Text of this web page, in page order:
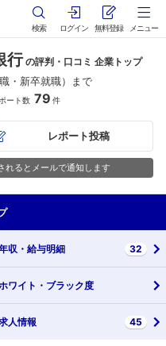
検索 ログイン 無料登録 メニュー
行 の評判・口コミ 企業トップ
・新卒就職）まで
ート数 79 件
レポート投稿
れるとメールで通知します
収・ 給与明細 32
ワイト・ ブラック度
人情報 45